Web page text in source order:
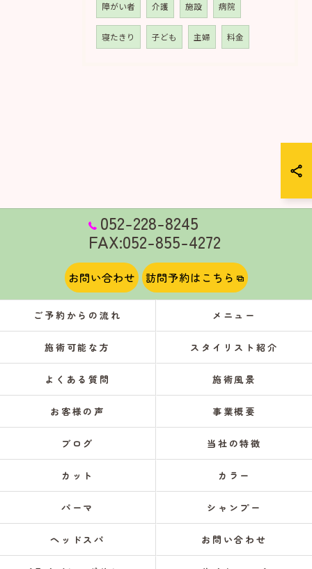
障がい者 介護 施設 病院
寝たきり 子ども 主婦 料金
052-228-8245
FAX:052-855-4272
お問い合わせ 訪問予約はこちら
ご予約からの流れ メニュー
施術可能な方 スタイリスト紹介
よくある質問 施術風景
お客様の声 事業概要
ブログ 当社の特徴
カット カラー
パーマ シャンプー
ヘッドスパ お問い合わせ